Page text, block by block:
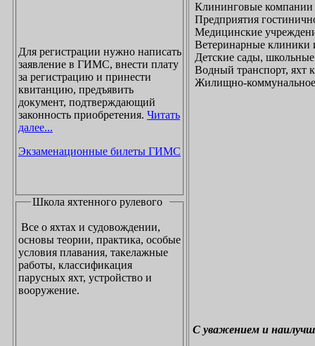
Для регистрации нужно написать
заявление в ГИМС, внести плату
за регистрацию и принести
квитанцию, предъявить
документ, подтверждающий
законность приобретения. Читать
далее...
Экзаменационные билеты ГИМС
Школа яхтенного рулевого
Все о яхтах и судовождении,
основы теории, практика, особые
условия плавания, такелажные
работы, классификация
парусных яхт, устройство и
вооружение.
Клининговые компании
Предприятия
Медицинские
Ветеринарные клиники
Детские сады,
Водный транспорт,
Жилищно-коммунальное
С уважением и